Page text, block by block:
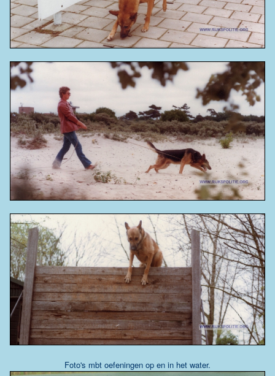
Foto's mbt oefeningen op en in het water.